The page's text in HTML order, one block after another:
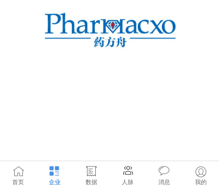
首页 企业 数据 人脉 消息 我的